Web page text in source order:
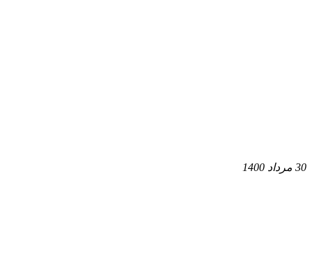
30 مرداد 1400